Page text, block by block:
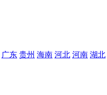
广东 贵州 海南 河北 河南 湖北